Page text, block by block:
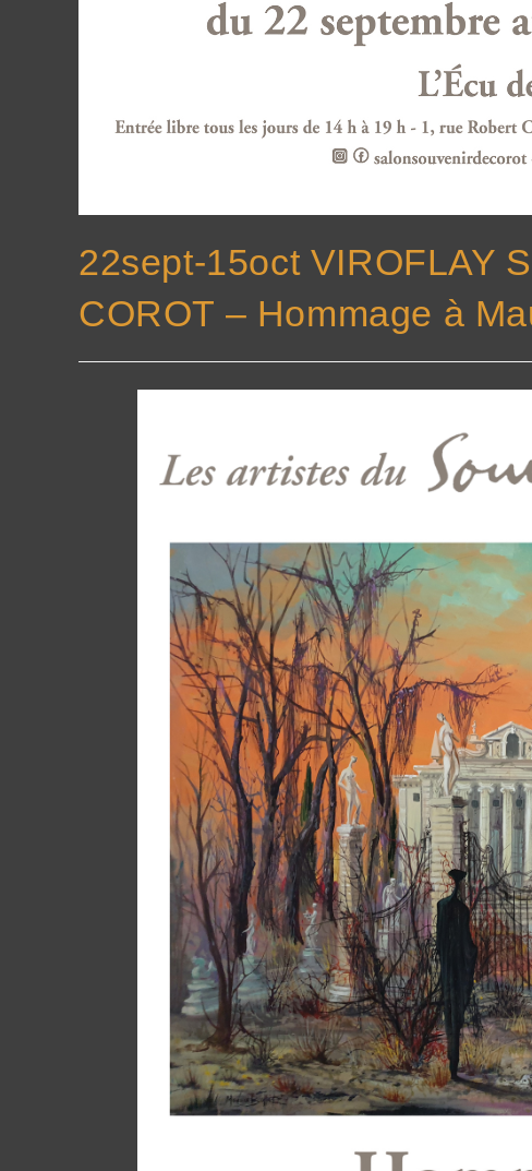
22sept-15oct VIROFLAY
COROT – Hommage à